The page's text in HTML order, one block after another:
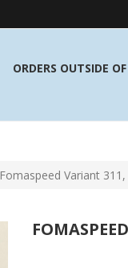
ORDERS OUTSIDE
Fomaspeed Variant